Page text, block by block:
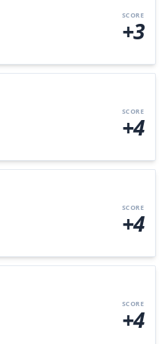
SCORE
+3
SCORE
+4
SCORE
+4
SCORE
+4